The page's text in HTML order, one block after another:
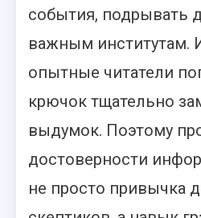
события, подрывать
важным институтам.
опытные читатели
крючок тщательно
выдумок. Поэтому
достоверности
не просто привычка